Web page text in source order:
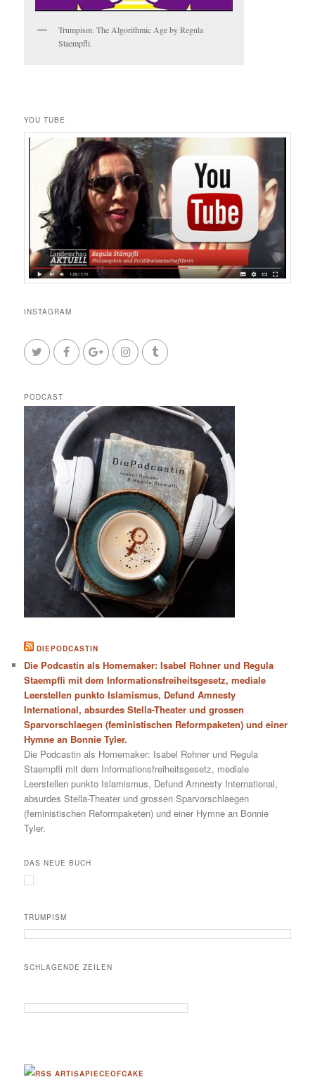
Trumpism. The Algorithmic Age by Regula
Staempfli.
YOU TUBE
INSTAGRAM
PODCAST
DIEPODCASTIN
Die Podcastin als Homemaker: Isabel Rohner und Regula
Staempfli mit dem Informationsfreiheitsgesetz, mediale
Leerstellen punkto Islamismus, Defund Amnesty
International, absurdes Stella-Theater und grossen
Sparvorschlaegen (feministischen Reformpaketen) und einer
Hymne an Bonnie Tyler.
Die Podcastin als Homemaker: Isabel Rohner und Regula
Staempfli mit dem Informationsfreiheitsgesetz, mediale
Leerstellen punkto Islamismus, Defund Amnesty International,
absurdes Stella-Theater und grossen Sparvorschlaegen
(feministischen Reformpaketen) und einer Hymne an Bonnie
Tyler.
DAS NEUE BUCH
TRUMPISM
SCHLAGENDE ZEILEN
ARTISAPIECEOFCAKE